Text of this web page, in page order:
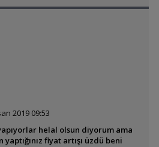
2019 09:53
helal olsun diyorum ama
fiyat artışı üzdü beni